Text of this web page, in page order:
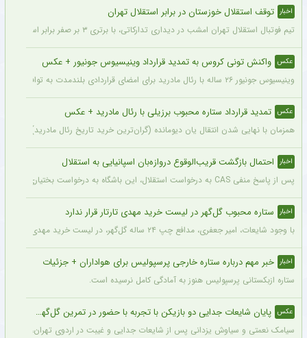
اخبار توقف استقلال خوزستان در برابر استقلال تهران
تیم فوتبال استقلال تهران امشب در دیداری تدارکاتی، با برتری ۳ بر صفر برابر استقلال خوزستان، با دبل سعید سحرخیزان و گل یاسر آسانی پیروز شد.
عکس واکنش تونی کروس به تمدید قرارداد وینیسیوس جونیور + عکس
وینیسیوس جونیور ۲۶ ساله با رئال مادرید برای امضای قراردادی بلندمدت به توافق رسید که او را تا سال ۲۰۳۲ در سانتیاگو برنابئو نگه خواهد داشت و به شایعات درباره احتمال جدایی‌اش از این باشگاه پایان می‌دهد.
عکس تمدید قرارداد ستاره محبوب برزیلی با رئال مادرید + عکس
همزمان با نهایی شدن انتقال یان دیومانده (گران‌ترین خرید تاریخ رئال مادرید)، تمدید قرارداد
اخبار احتمال بازگشت قریب‌الوقوع دروازه‌بان اسپانیایی به استقلال
پس از پاسخ منفی CAS به درخواست استقلال، این باشگاه به درخواست بختیاری‌زاده قصد دارد قرارداد آنتونیو آدان، دروازه‌بان اسپانیایی فصل گذشته، را تمدید کند.
اخبار ستاره محبوب گل‌گهر در لیست خرید مهدی تارتار قرار ندارد
با وجود شایعات، امیر جعفری، مدافع چپ ۲۴ ساله گل‌گهر، در لیست خرید مهدی تارتار قرار ندارد.
اخبار خبر مهم درباره ستاره خارجی پرسپولیس برای هواداران + جزئیات
ستاره ازبکستانی پرسپولیس هنوز به آمادگی کامل نرسیده است.
عکس پایان شایعات جدایی دو بازیکن با تجربه با حضور در تمرین گل‌گهر + عکس
سیامک نعمتی و سیاوش یزدانی پس از شایعات جدایی و غیبت در اردوی تهران، دیروز